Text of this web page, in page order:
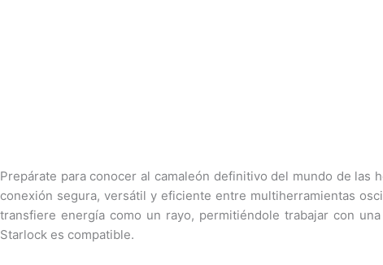
Prepárate para conocer al camaleón definitivo del mundo de las
conexión segura, versátil y eficiente entre multiherramientas
transfiere energía como un rayo, permitiéndole trabajar con
Starlock es compatible.